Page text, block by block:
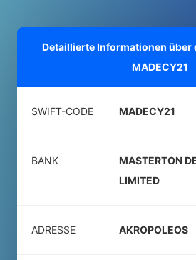
Detaillierte Informationen über
MADECY21
SWIFT-CODE MADECY21
BANK
MASTERTON
LIMITED
ADRESSE AKROPOLEOS